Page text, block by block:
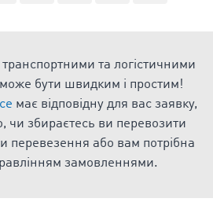
та логістичними
бути швидким і простим!
має відповідну для вас заявку,
чи збираєтесь ви перевозити
перевезення або вам потрібна
замовленнями.